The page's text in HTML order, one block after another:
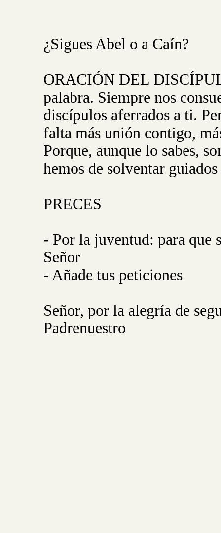
¿Sigues Abel o a Caín?
ORACIÓN DEL
palabra. Siempre nos
discípulos aferrados a ti.
falta más unión contigo,
Porque, aunque lo sabes,
hemos de solventar
PRECES
- Por la juventud: para que
Señor
- Añade tus peticiones
Señor, por la alegría de
Padrenuestro